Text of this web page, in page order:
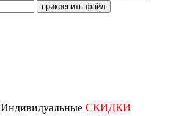
прикрепить файл
Индивидуальные СКИДКИ